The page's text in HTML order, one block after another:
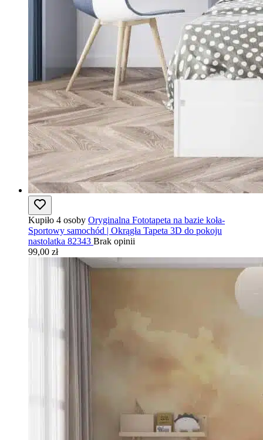
Kupiło 4 osoby Oryginalna Fototapeta na bazie koła-
Sportowy samochód | Okrągła Tapeta 3D do pokoju
nastolatka 82343 Brak opinii
99,00 zł